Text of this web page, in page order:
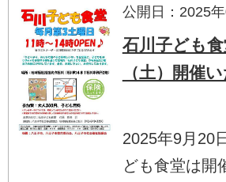
公開日：2025
石川子ども
（土）開催
2025年9月20
ども食堂は開